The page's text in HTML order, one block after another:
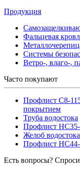
Продукция
Фальцевая
Системы
Ветро-, влаго-,
Часто покупают
Профлист С8-
покрытием
Труба водостока
Профлист
Желоб водостока
Профлист
Есть вопросы?